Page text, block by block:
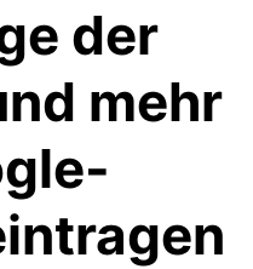
der
mehr